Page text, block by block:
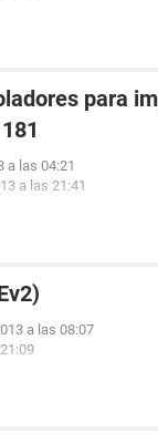
para
a las 04:21
a las 21:41
a las 08:07